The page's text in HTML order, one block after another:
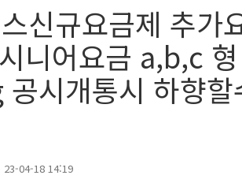
신규요금제 추가
니어요금 a,b,c
시개통시 하향
23-04-18 14:19